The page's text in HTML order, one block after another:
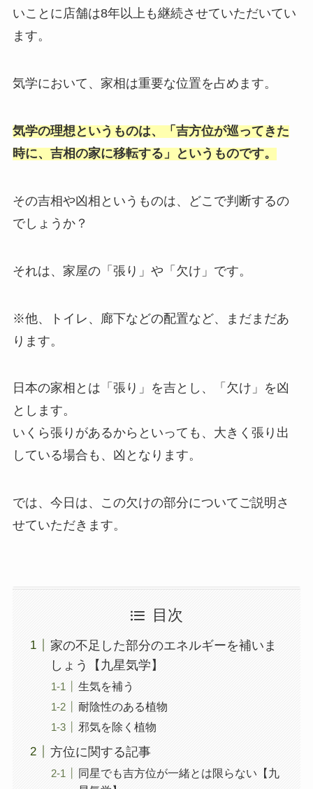
いことに店舗は8年以上も継続させていただいてい
ます。
気学において、家相は重要な位置を占めます。
気学の理想というものは、「吉方位が巡ってきた
時に、吉相の家に移転する」というものです。
その吉相や凶相というものは、どこで判断するの
でしょうか？
それは、家屋の「張り」や「欠け」です。
※他、トイレ、廊下などの配置など、まだまだあ
ります。
日本の家相とは「張り」を吉とし、「欠け」を凶
とします。
いくら張りがあるからといっても、大きく張り出
している場合も、凶となります。
では、今日は、この欠けの部分についてご説明さ
せていただきます。
目次
家の不足した部分のエネルギーを補いま
しょう【九星気学】
生気を補う
耐陰性のある植物
邪気を除く植物
方位に関する記事
同星でも吉方位が一緒とは限らない【九